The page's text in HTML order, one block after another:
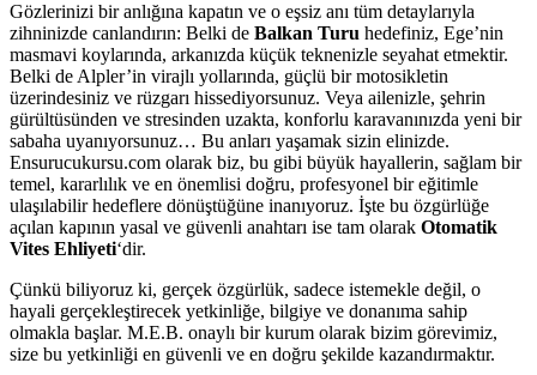
Gözlerinizi bir anlığına kapatın ve o eşsiz anı tüm detaylarıyla
zihninizde canlandırın: Belki de Balkan Turu hedefiniz, Ege’nin
masmavi koylarında, arkanızda küçük teknenizle seyahat etmektir.
Belki de Alpler’in virajlı yollarında, güçlü bir motosikletin
üzerindesiniz ve rüzgarı hissediyorsunuz. Veya ailenizle, şehrin
gürültüsünden ve stresinden uzakta, konforlu karavanınızda yeni bir
sabaha uyanıyorsunuz… Bu anları yaşamak sizin elinizde.
Ensurucukursu.com olarak biz, bu gibi büyük hayallerin, sağlam bir
temel, kararlılık ve en önemlisi doğru, profesyonel bir eğitimle
ulaşılabilir hedeflere dönüştüğüne inanıyoruz. İşte bu özgürlüğe
açılan kapının yasal ve güvenli anahtarı ise tam olarak Otomatik
Vites Ehliyeti‘dir.
Çünkü biliyoruz ki, gerçek özgürlük, sadece istemekle değil, o
hayali gerçekleştirecek yetkinliğe, bilgiye ve donanıma sahip
olmakla başlar. M.E.B. onaylı bir kurum olarak bizim görevimiz,
size bu yetkinliği en güvenli ve en doğru şekilde kazandırmaktır.